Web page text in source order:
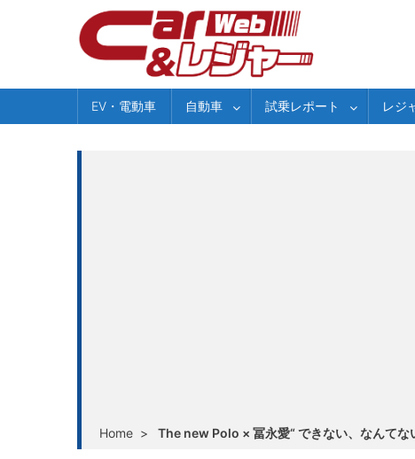
EV・電動車 自動車 試乗レポート レジ
Home > The new Polo × 冨永愛“ できない、なんてな